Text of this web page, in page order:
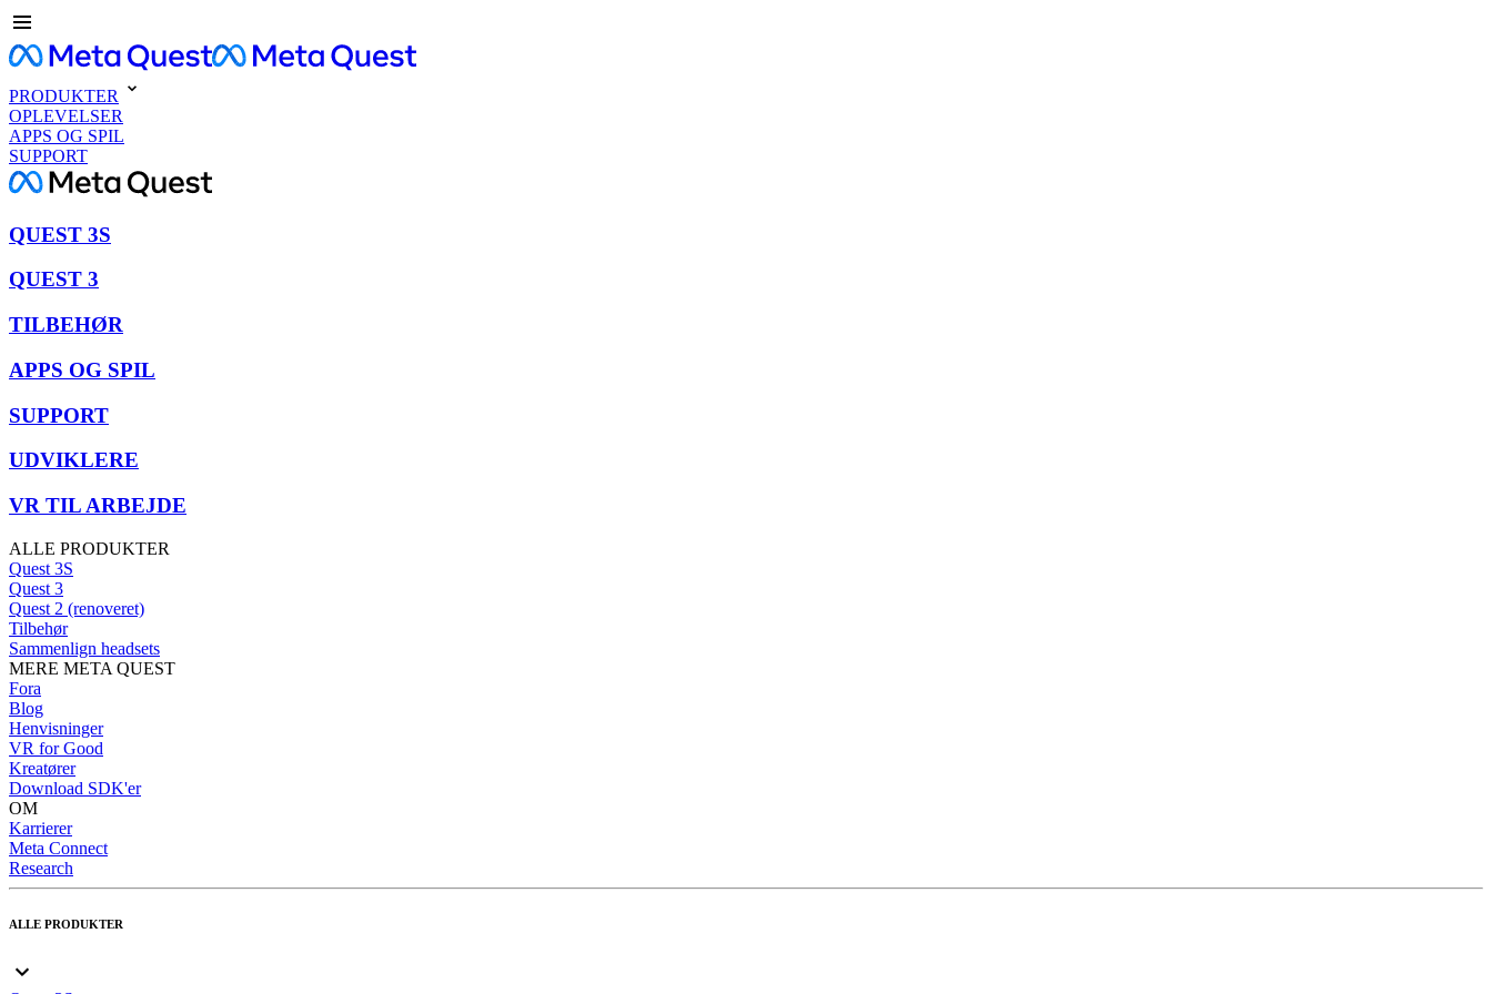
PRODUKTER
OPLEVELSER
APPS OG SPIL
SUPPORT
QUEST 3S
QUEST 3
TILBEHØR
APPS OG SPIL
SUPPORT
UDVIKLERE
VR TIL ARBEJDE
ALLE PRODUKTER
Quest 3S
Quest 3
Quest 2 (renoveret)
Tilbehør
Sammenlign headsets
MERE META QUEST
Fora
Blog
Henvisninger
VR for Good
Kreatører
Download SDK'er
OM
Karrierer
Meta Connect
Research
ALLE PRODUKTER